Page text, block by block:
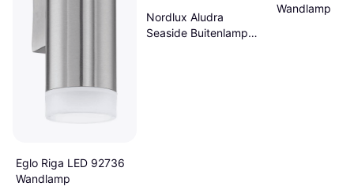
Eglo Riga LED 92736
Wandlamp
Nordlux Aludra
Seaside Buitenlamp
Wandlamp